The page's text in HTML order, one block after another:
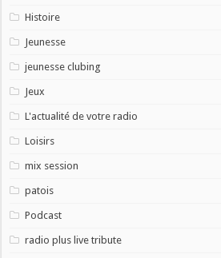
Histoire
Jeunesse
jeunesse clubing
Jeux
L'actualité de votre radio
Loisirs
mix session
patois
Podcast
radio plus live tribute